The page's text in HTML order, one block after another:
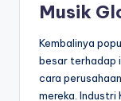
Musik
Kembalinya
besar terhadap
cara
mereka. Industri